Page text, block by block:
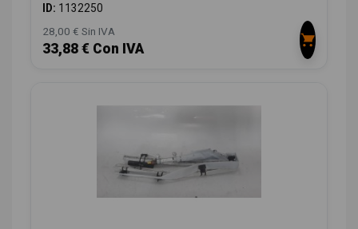
ID: 1132250
28,00 € Sin IVA
33,88 € Con IVA